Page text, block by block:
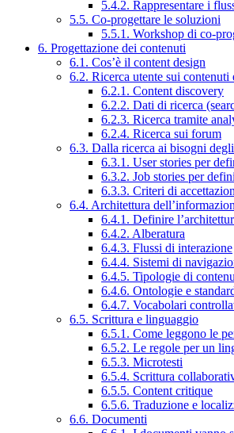
5.4.2. Rappresentare i
5.5. Co-progettare le soluzioni
5.5.1. Workshop di co-
6. Progettazione dei contenuti
6.1. Cos’è il content design
6.2. Ricerca utente sui
6.2.1. Content discovery
6.2.2. Dati di ricerca
6.2.3. Ricerca tramite
6.2.4. Ricerca sui forum
6.3. Dalla ricerca ai bisogni
6.3.1. User stories per
6.3.2. Job stories per
6.3.3. Criteri di
6.4. Architettura
6.4.1. Definire
6.4.2. Alberatura
6.4.3. Flussi di interazione
6.4.4. Sistemi di
6.4.5. Tipologie di
6.4.6. Ontologie e
6.4.7. Vocabolari
6.5. Scrittura e linguaggio
6.5.1. Come leggono le
6.5.2. Le regole per un
6.5.3. Microtesti
6.5.4. Scrittura
6.5.5. Content critique
6.5.6. Traduzione e
6.6. Documenti